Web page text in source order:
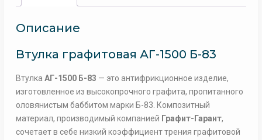
Описание
Втулка графитовая АГ-1500 Б-83
Втулка АГ-1500 Б-83 — это антифрикционное изделие,
изготовленное из высокопрочного графита, пропитанного
оловянистым баббитом марки Б-83. Композитный
материал, производимый компанией Графит-Гарант,
сочетает в себе низкий коэффициент трения графитовой